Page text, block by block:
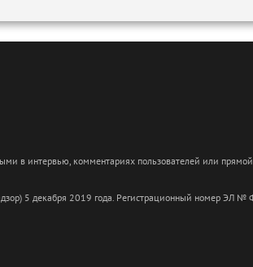
в интервью, комментариях пользователей или
5 декабря 2019 года. Регистрационный номер ЭЛ